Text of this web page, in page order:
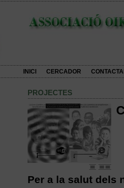
INICI CERCADOR
PROJECTES
Per a la salut dels